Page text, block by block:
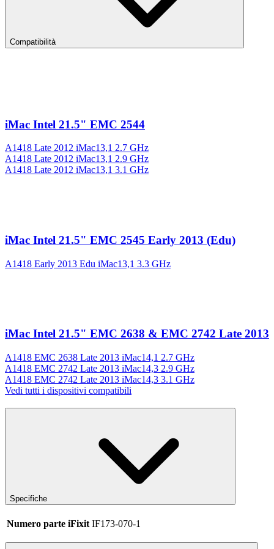
Compatibilità
iMac Intel 21.5" EMC 2544
A1418 Late 2012 iMac13,1 2.7 GHz
A1418 Late 2012 iMac13,1 2.9 GHz
A1418 Late 2012 iMac13,1 3.1 GHz
iMac Intel 21.5" EMC 2545 Early 2013 (Edu)
A1418 Early 2013 Edu iMac13,1 3.3 GHz
iMac Intel 21.5" EMC 2638 & EMC 2742 Late 2013
A1418 EMC 2638 Late 2013 iMac14,1 2.7 GHz
A1418 EMC 2742 Late 2013 iMac14,3 2.9 GHz
A1418 EMC 2742 Late 2013 iMac14,3 3.1 GHz
Vedi tutti i dispositivi compatibili
Specifiche
Numero parte iFixit IF173-070-1